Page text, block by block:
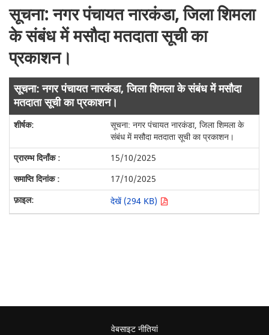
सूचना: नगर पंचायत नारकंडा, जिला शिमला
के संबंध में मसौदा मतदाता सूची का
प्रकाशन।
सूचना: नगर पंचायत नारकंडा, जिला शिमला के संबंध में मसौदा
मतदाता सूची का प्रकाशन।
सूचना: नगर पंचायत नारकंडा, जिला शिमला के
संबंध में मसौदा मतदाता सूची का प्रकाशन।
15/10/2025
17/10/2025
देखें (294 KB)
वेबसाइट नीतियां